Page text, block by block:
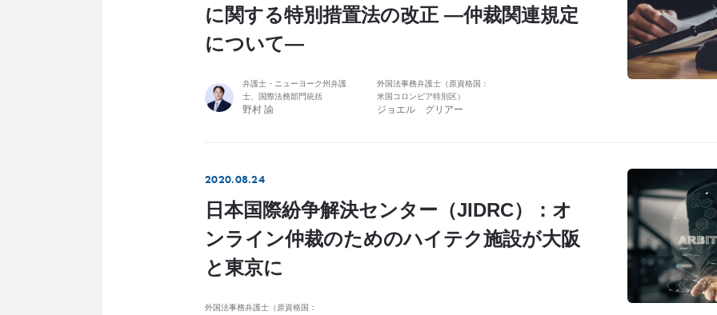
に関する特別措置法の改正 ―仲裁関連規定
について―
弁護士・ニューヨーク州弁護
士、国際法務部門統括
野村 諭
外国法事務弁護士（原資格国：
米国コロンビア特別区）
ジョエル グリアー
2020.08.24
日本国際紛争解決センター（JIDRC）：オ
ンライン仲裁のためのハイテク施設が大阪
と東京に
外国法事務弁護士（原資格国：